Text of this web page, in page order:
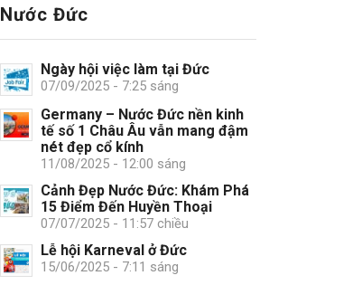
Nước Đức
Ngày hội việc làm tại Đức
07/09/2025 - 7:25 sáng
Germany – Nước Đức nền kinh
tế số 1 Châu Âu vẫn mang đậm
nét đẹp cổ kính
11/08/2025 - 12:00 sáng
Cảnh Đẹp Nước Đức: Khám Phá
15 Điểm Đến Huyền Thoại
07/07/2025 - 11:57 chiều
Lễ hội Karneval ở Đức
15/06/2025 - 7:11 sáng